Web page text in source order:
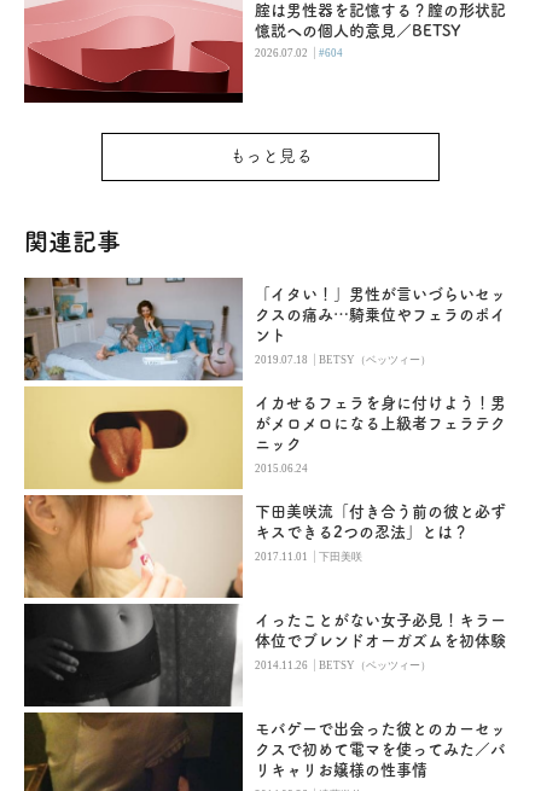
腟は男性器を記憶する？膣の形状記
憶説への個人的意見／BETSY
2026.07.02 |#604
もっと見る
関連記事
「イタい！」男性が言いづらいセッ
クスの痛み…騎乗位やフェラのポイ
ント
2019.07.18 |BETSY（ベッツィー）
イカせるフェラを身に付けよう！男
がメロメロになる上級者フェラテク
ニック
2015.06.24
下田美咲流「付き合う前の彼と必ず
キスできる2つの忍法」とは？
2017.11.01 |下田美咲
イったことがない女子必見！キラー
体位でブレンドオーガズムを初体験
2014.11.26 |BETSY（ベッツィー）
モバゲーで出会った彼とのカーセッ
クスで初めて電マを使ってみた／バ
リキャリお嬢様の性事情